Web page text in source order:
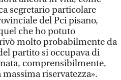
segretario particolare
del Pci pisano,
che ho potuto
molto probabilmente da
partito si occupava di
comprensibilmente,
riservatezza».